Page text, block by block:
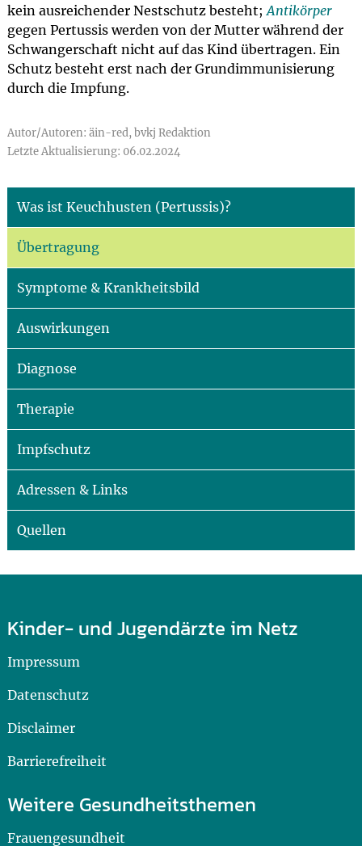
kein ausreichender Nestschutz besteht;Antikörper
gegen Pertussis werden von der Mutter während der
Schwangerschaft nicht auf das Kind übertragen. Ein
Schutz besteht erst nach der Grundimmunisierung
durch die Impfung.
Autor/Autoren: äin-red, bvkj Redaktion
Letzte Aktualisierung: 06.02.2024
Was ist Keuchhusten (Pertussis)?
Übertragung
Symptome & Krankheitsbild
Auswirkungen
Diagnose
Therapie
Impfschutz
Adressen & Links
Quellen
Kinder- und Jugendärzte im Netz
Impressum
Datenschutz
Disclaimer
Barrierefreiheit
Weitere Gesundheitsthemen
Frauengesundheit